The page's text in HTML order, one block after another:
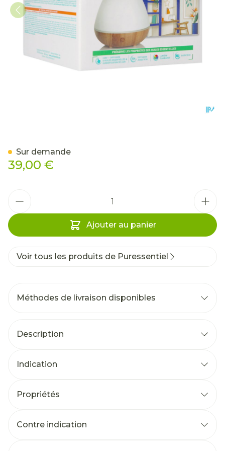
39,00 €
Ajouter au panier
Sur demande
Voir tous les produits de Puressentiel
Méthodes de livraison disponibles
Description
Indication
Propriétés
Contre indication